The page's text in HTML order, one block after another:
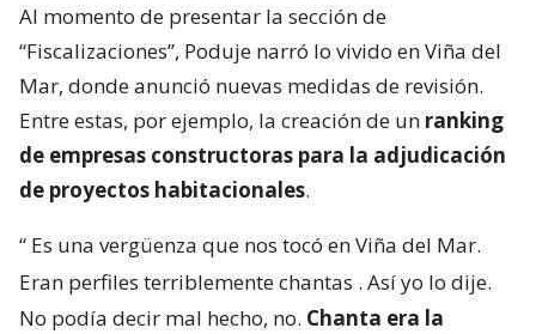
Al momento de presentar la sección de
“Fiscalizaciones”, Poduje narró lo vivido en Viña del
Mar, donde anunció nuevas medidas de revisión.
Entre estas, por ejemplo, la creación de un ranking
de empresas constructoras para la adjudicación
de proyectos habitacionales.
“ Es una vergüenza que nos tocó en Viña del Mar.
Eran perfiles terriblemente chantas . Así yo lo dije.
No podía decir mal hecho, no. Chanta era la